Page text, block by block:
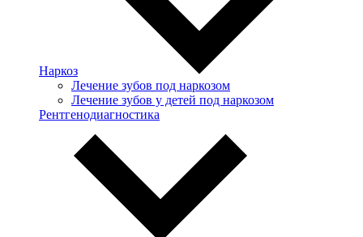
Наркоз
Лечение зубов под наркозом
Лечение зубов у детей под наркозом
Рентгенодиагностика